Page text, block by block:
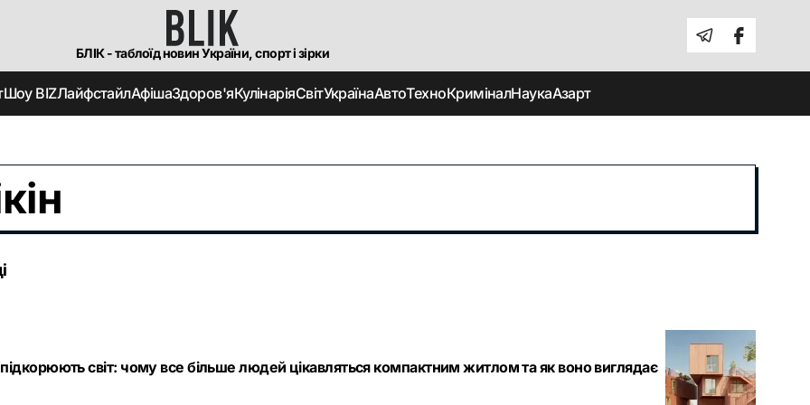
БЛІК - таблоїд новин України, спорт і зірки
Шоу BIZЛайфстайлАфішаЗдоров'яКулінаріяСвітУкраїнаАвтоТехноКриміналНаукаАзарт
світ: чому все більше людей цікавляться компактним житлом та як воно виглядає